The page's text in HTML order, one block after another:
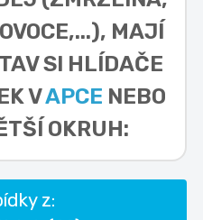
MAJÍ
SI HLÍDAČE
VAPCE NEBO
OKRUH:
z: